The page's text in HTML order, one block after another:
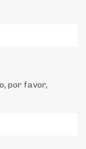
por favor,